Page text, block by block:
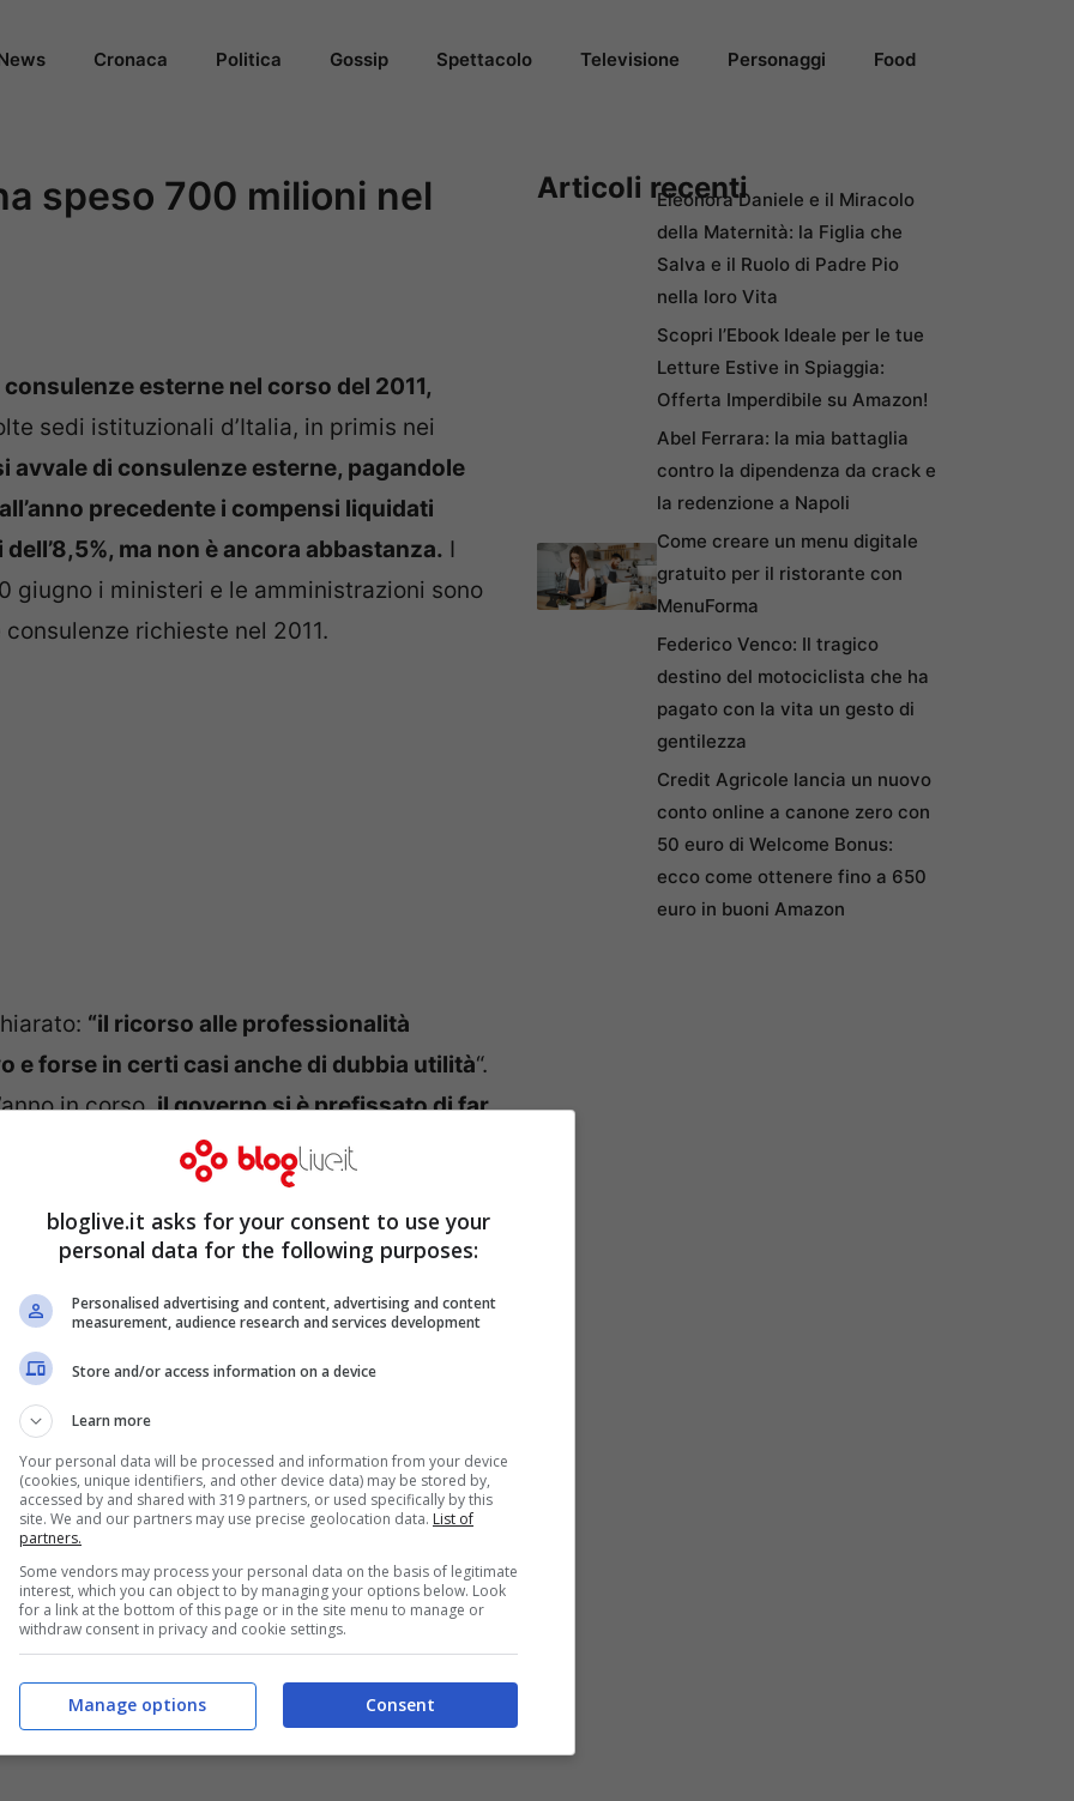
Cronaca Politica Gossip Spettacolo Televisione Personaggi Food
speso 700 milioni nel
esterne nel corso del 2011,
sedi istituzionali d’Italia, in primis nei
avvale di consulenze esterne, pagandole
precedente i compensi liquidati
ma non è ancora abbastanza. I
giugno i ministeri e le amministrazioni sono
richieste nel 2011.
“il ricorso alle professionalità
e forse in certi casi anche di dubbia utilità“.
in corso,il governo si è prefissato di far
stati spesi per le consulenze oltre 440
un calo del 2,2% rispetto al 2010. Nella sola
milioni di euro, un aumento delle spese
invece, la Val d’Aosta, che ha
anche Liguria e Piemonte, che hanno
17% rispetto al 2010.
Articoli recentiEleonora Daniele e il Miracolo
della Maternità: la Figlia che
Salva e il Ruolo di Padre Pio
nella loro Vita
Scopri l’Ebook Ideale per le tue
Letture Estive in Spiaggia:
Offerta Imperdibile su Amazon!
Abel Ferrara: la mia battaglia
contro la dipendenza da crack e
la redenzione a Napoli
Come creare un menu digitale
gratuito per il ristorante con
MenuForma
Federico Venco: Il tragico
destino del motociclista che ha
pagato con la vita un gesto di
gentilezza
Credit Agricole lancia un nuovo
conto online a canone zero con
50 euro di Welcome Bonus:
ecco come ottenere fino a 650
euro in buoni Amazon
bloglive.it asks for your consent to use your
personal data for the following purposes:
Personalised advertising and content, advertising and content
measurement, audience research and services development
Store and/or access information on a device
Learn more
Your personal data will be processed and information from your device
(cookies, unique identifiers, and other device data) may be stored by,
accessed by and shared with 319 partners, or used specifically by this
site. We and our partners may use precise geolocation data. List of
partners.
Some vendors may process your personal data on the basis of legitimate
interest, which you can object to by managing your options below. Look
for a link at the bottom of this page or in the site menu to manage or
withdraw consent in privacy and cookie settings.
Consent
Manage options